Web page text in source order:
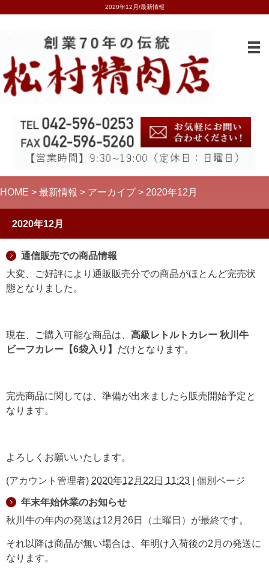
2020年12月/最新情報
HOME > 最新情報 > アーカイブ > 2020年12月
2020年12月
通信販売での商品情報
大変、ご好評により通販販売分での商品がほとんど完売状
態となりました。
現在、ご購入可能な商品は、 高級レトルトカレー 秋川牛
ビーフカレー【6袋入り】 だけとなります。
完売商品に関しては、準備が出来ましたら販売開始予定と
なります。
よろしくお願いいたします。
(アカウント管理者) 2020年12月22日 11:23 個別ページ
年末年始休業のお知らせ
秋川牛の年内の発送は12月26日（土曜日）が最終です。
それ以降は商品が無い場合は、年明け入荷後の2月の発送に
なります。